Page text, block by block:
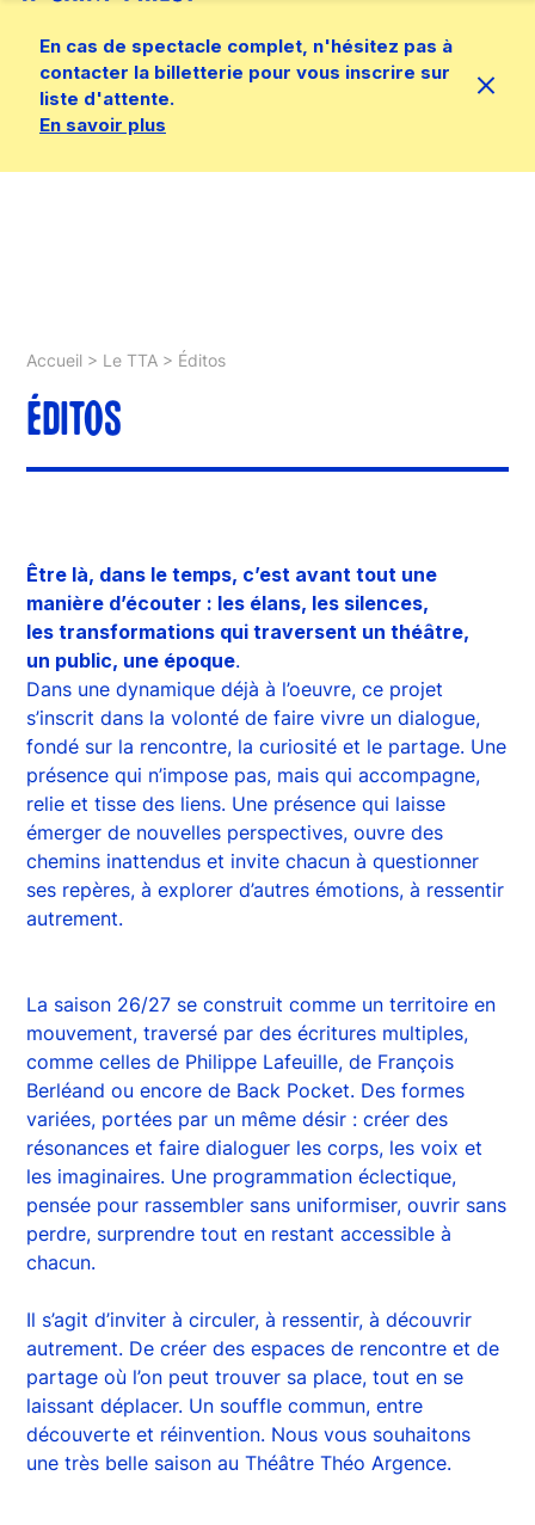
En cas de spectacle complet, n'hésitez pas à
contacter la billetterie pour vous inscrire sur
liste d'attente.
En savoir plus
Accueil > Le TTA > Éditos
ÉDITOS
Être là, dans le temps, c’est avant tout une
manière d’écouter : les élans, les silences,
les transformations qui traversent un théâtre,
un public, une époque.
Dans une dynamique déjà à l’oeuvre, ce projet
s’inscrit dans la volonté de faire vivre un dialogue,
fondé sur la rencontre, la curiosité et le partage. Une
présence qui n’impose pas, mais qui accompagne,
relie et tisse des liens. Une présence qui laisse
émerger de nouvelles perspectives, ouvre des
chemins inattendus et invite chacun à questionner
ses repères, à explorer d’autres émotions, à ressentir
autrement.
La saison 26/27 se construit comme un territoire en
mouvement, traversé par des écritures multiples,
comme celles de Philippe Lafeuille, de François
Berléand ou encore de Back Pocket. Des formes
variées, portées par un même désir : créer des
résonances et faire dialoguer les corps, les voix et
les imaginaires. Une programmation éclectique,
pensée pour rassembler sans uniformiser, ouvrir sans
perdre, surprendre tout en restant accessible à
chacun.
Il s’agit d’inviter à circuler, à ressentir, à découvrir
autrement. De créer des espaces de rencontre et de
partage où l’on peut trouver sa place, tout en se
laissant déplacer. Un souffle commun, entre
découverte et réinvention. Nous vous souhaitons
une très belle saison au Théâtre Théo Argence.